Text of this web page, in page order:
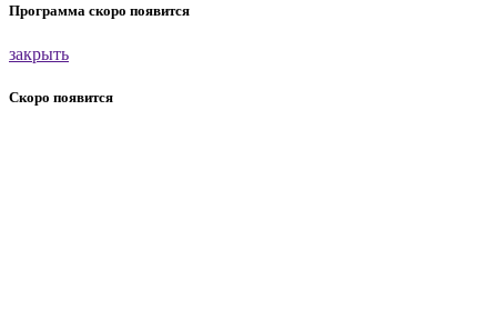
Программа скоро появится
закрыть
Скоро появится